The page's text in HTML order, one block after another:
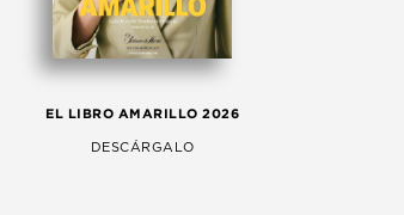
EL LIBRO AMARILLO 2026
DESCÁRGALO